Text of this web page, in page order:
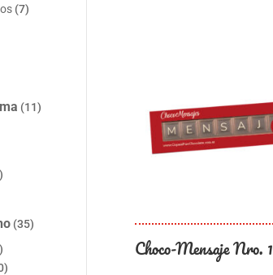
(7)
(11)
(35)
Choco-Mensaje Nro. 1